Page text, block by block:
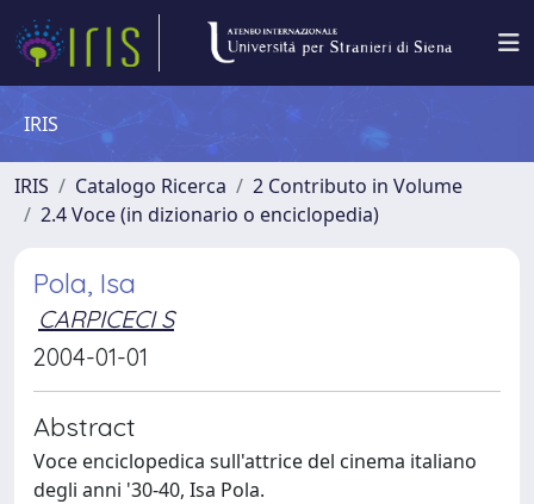
IRIS
IRIS Catalogo Ricerca
2 Contributo in Volume
2.4 Voce (in dizionario o enciclopedia)
Pola, Isa
CARPICECI S
2004-01-01
Abstract
Voce enciclopedica sull'attrice del cinema italiano
degli anni '30-40, Isa Pola.